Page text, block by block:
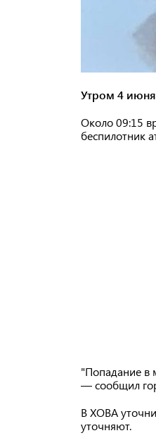
Утром 4
Около 09:15
беспилотник
"Попадание в
— сообщил
В ХОВА
уточняют.